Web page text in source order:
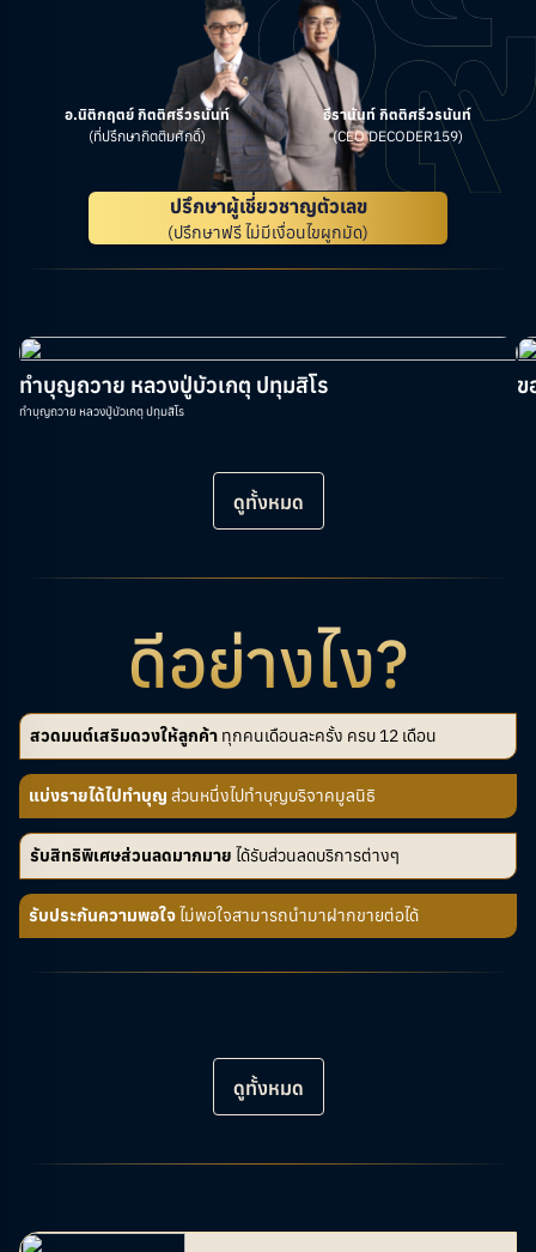
ธีรานันท์ กิตติศรีวรนันท์
(CEO DECODER159)
อ.นิติกฤตย์ กิตติศรีวรนันท์
(ที่ปรึกษากิตติมศักดิ์)
ปรึกษาผู้เชี่ยวชาญตัวเลข
(ปรึกษาฟรี ไม่มีเงื่อนไขผูกมัด)
ทำบุญถวาย หลวงปู่บัวเกตุ ปทุมสิโร
ทำบุญถวาย หลวงปู่บัวเกตุ ปทุมสิโร
ข
ดูทั้งหมด
ดีอย่างไง?
สวดมนต์เสริมดวงให้ลูกค้า ทุกคนเดือนละครั้ง ครบ 12 เดือน
แบ่งรายได้ไปทำบุญ ส่วนหนึ่งไปทำบุญบริจาคมูลนิธิ
รับสิทธิพิเศษส่วนลดมากมาย ได้รับส่วนลดบริการต่างๆ
รับประกันความพอใจไม่พอใจสามารถนำมาฝากขายต่อได้
ดูทั้งหมด